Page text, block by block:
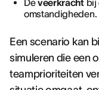
Deveerkrachtbij
omstandigheden.
Een scenario kan
simuleren die een
teamprioriteiten